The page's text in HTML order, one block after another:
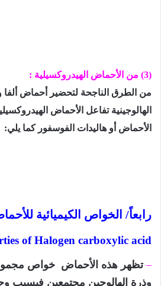
(3) من الأحماض الهيدروكسيلية :
من الطرق الناجحة لتحضير أحماض ألفا
الهالوجينية تفاعل الأحماض
الأحماض أو هاليدات الفوسفور كما يلي:
رابعاً/ الخواص الكيميائية
of Halogen carboxylic acid
–تظهر هذه الأحماض خواص
وذرة الهالوجين مجتمعين فيسبب